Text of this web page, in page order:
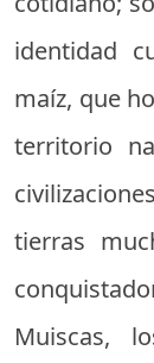
identidad
maíz, que
territorio
tierras
Muiscas,